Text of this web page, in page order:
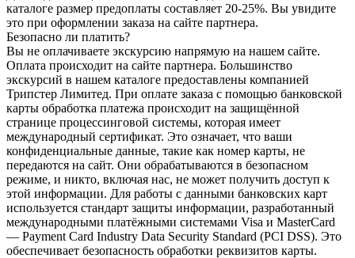
каталоге размер предоплаты составляет 20-25%. Вы увидите
это при оформлении заказа на сайте партнера.
Безопасно ли платить?
Вы не оплачиваете экскурсию напрямую на нашем сайте.
Оплата происходит на сайте партнера. Большинство
экскурсий в нашем каталоге предоставлены компанией
Трипстер Лимитед. При оплате заказа с помощью банковской
карты обработка платежа происходит на защищённой
странице процессинговой системы, которая имеет
международный сертификат. Это означает, что ваши
конфиденциальные данные, такие как номер карты, не
передаются на сайт. Они обрабатываются в безопасном
режиме, и никто, включая нас, не может получить доступ к
этой информации. Для работы с данными банковских карт
используется стандарт защиты информации, разработанный
международными платёжными системами Visa и MasterCard
— Payment Card Industry Data Security Standard (PCI DSS). Это
обеспечивает безопасность обработки реквизитов карты.